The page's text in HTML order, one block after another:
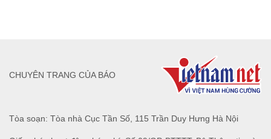
Tòa soạn: Tòa nhà Cục Tần Số, 115 Trần Duy Hưng Hà Nội
CHUYÊN TRANG CỦA BÁO